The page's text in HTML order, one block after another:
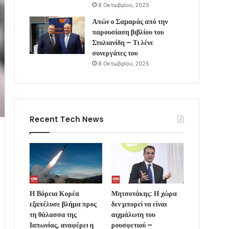
8 Οκτωβρίου, 2025
Απών ο Σαμαράς από την
παρουσίαση βιβλίου του
Στυλιανίδη – Τι λένε
συνεργάτες του
8 Οκτωβρίου, 2025
Recent Tech News
Η Βόρεια Κορέα
εξαπέλυσε βλήμα προς
τη θάλασσα της
Ιαπωνίας, αναφέρει η
Μητσοτάκης: Η χώρα
δεν μπορεί να είναι
αιχμάλωτη του
ρουσφετιού –